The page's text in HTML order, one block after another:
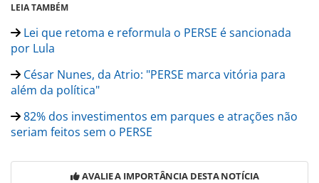
LEIA TAMBÉM
Lei que retoma e reformula o PERSE é sancionada
por Lula
César Nunes, da Atrio: "PERSE marca vitória para
além da política"
82% dos investimentos em parques e atrações não
seriam feitos sem o PERSE
AVALIE A IMPORTÂNCIA DESTA NOTÍCIA